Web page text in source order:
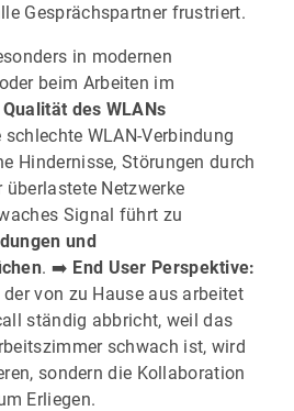
Gesprächspartner frustriert.
in modernen
beim Arbeiten im
Qualität des WLANs
WLAN-Verbindung
Hindernisse, Störungen durch
überlastete Netzwerke
Signal führt zu
und
. ➡️ End User Perspektive:
von zu Hause aus arbeitet
ständig abbricht, weil das
schwach ist, wird
sondern die Kollaboration
Erliegen.